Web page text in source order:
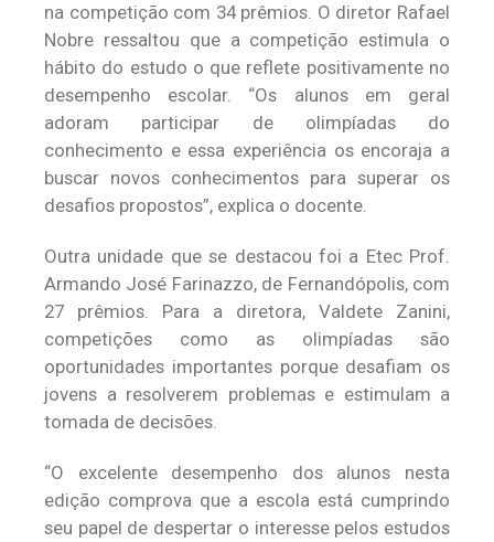
na competição com 34 prêmios. O diretor Rafael
Nobre ressaltou que a competição estimula o
hábito do estudo o que reflete positivamente no
desempenho escolar. “Os alunos em geral
adoram participar de olimpíadas do
conhecimento e essa experiência os encoraja a
buscar novos conhecimentos para superar os
desafios propostos”, explica o docente.
Outra unidade que se destacou foi a Etec Prof.
Armando José Farinazzo, de Fernandópolis, com
27 prêmios. Para a diretora, Valdete Zanini,
competições como as olimpíadas são
oportunidades importantes porque desafiam os
jovens a resolverem problemas e estimulam a
tomada de decisões.
“O excelente desempenho dos alunos nesta
edição comprova que a escola está cumprindo
seu papel de despertar o interesse pelos estudos